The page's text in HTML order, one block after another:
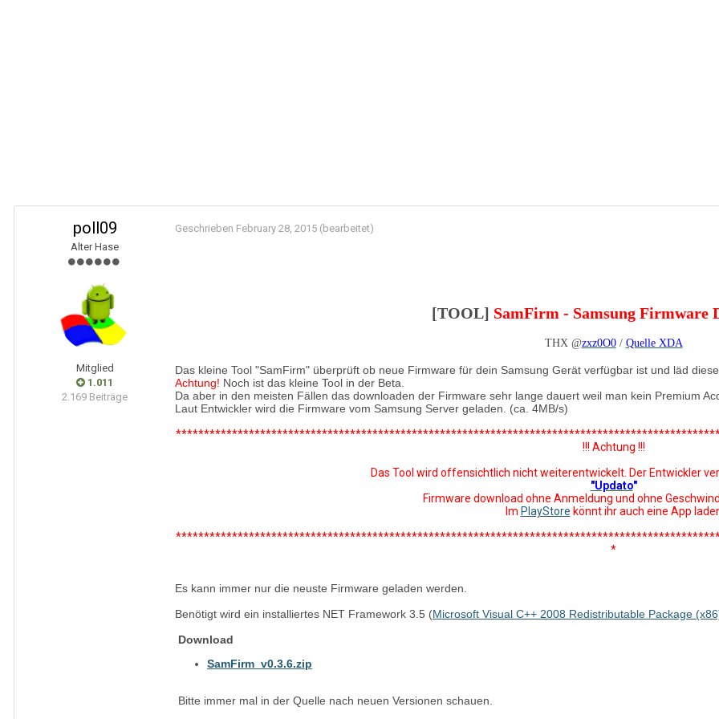
poll09
Alter Hase
Mitglied
1.011
2.169 Beiträge
Geschrieben February 28, 2015 (bearbeitet)
[TOOL] SamFirm - Samsung Firmware
THX @zxz0O0/ Quelle XDA
Das kleine Tool "SamFirm" überprüft ob neue Firmware für dein Samsung Gerät verfügbar ist und läd
Achtung! Noch ist das kleine Tool in der Beta.
Da aber in den meisten Fällen das downloaden der Firmware sehr lange dauert weil man kein Premium
Laut Entwickler wird die Firmware vom Samsung Server geladen. (ca. 4MB/s)
!!! Achtung !!!
Das Tool wird offensichtlich nicht weiterentwickelt. Der Entwickler
"Updato"
Firmware download ohne Anmeldung und ohne
Im PlayStore könnt ihr auch eine App
*
Es kann immer nur die neuste Firmware geladen werden.
Benötigt wird ein installiertes NET Framework 3.5 (Microsoft Visual C++ 2008 Redistributable Package
Download
SamFirm_v0.3.6.zip
Bitte immer mal in der Quelle nach neuen Versionen schauen.